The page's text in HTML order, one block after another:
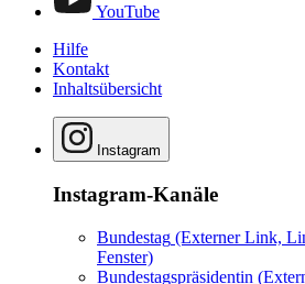
YouTube
Hilfe
Kontakt
Inhaltsübersicht
Instagram
Instagram-Kanäle
Bundestag (Externer Link,
Fenster)
Bundestagspräsidentin